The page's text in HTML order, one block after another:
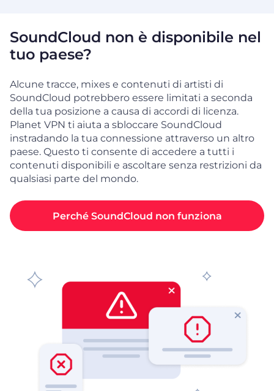
SoundCloud non è disponibile nel
tuo paese?
Alcune tracce, mixes e contenuti di artisti di
SoundCloud potrebbero essere limitati a seconda
della tua posizione a causa di accordi di licenza.
Planet VPN ti aiuta a sbloccare SoundCloud
instradando la tua connessione attraverso un altro
paese. Questo ti consente di accedere a tutti i
contenuti disponibili e ascoltare senza restrizioni da
qualsiasi parte del mondo.
Perché SoundCloud non funziona